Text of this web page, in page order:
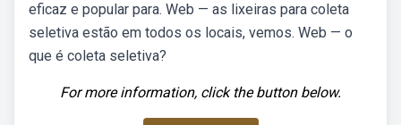
eficaz e popular para. Web — as lixeiras para coleta
seletiva estão em todos os locais, vemos. Web — o
que é coleta seletiva?
For more information, click the button below.